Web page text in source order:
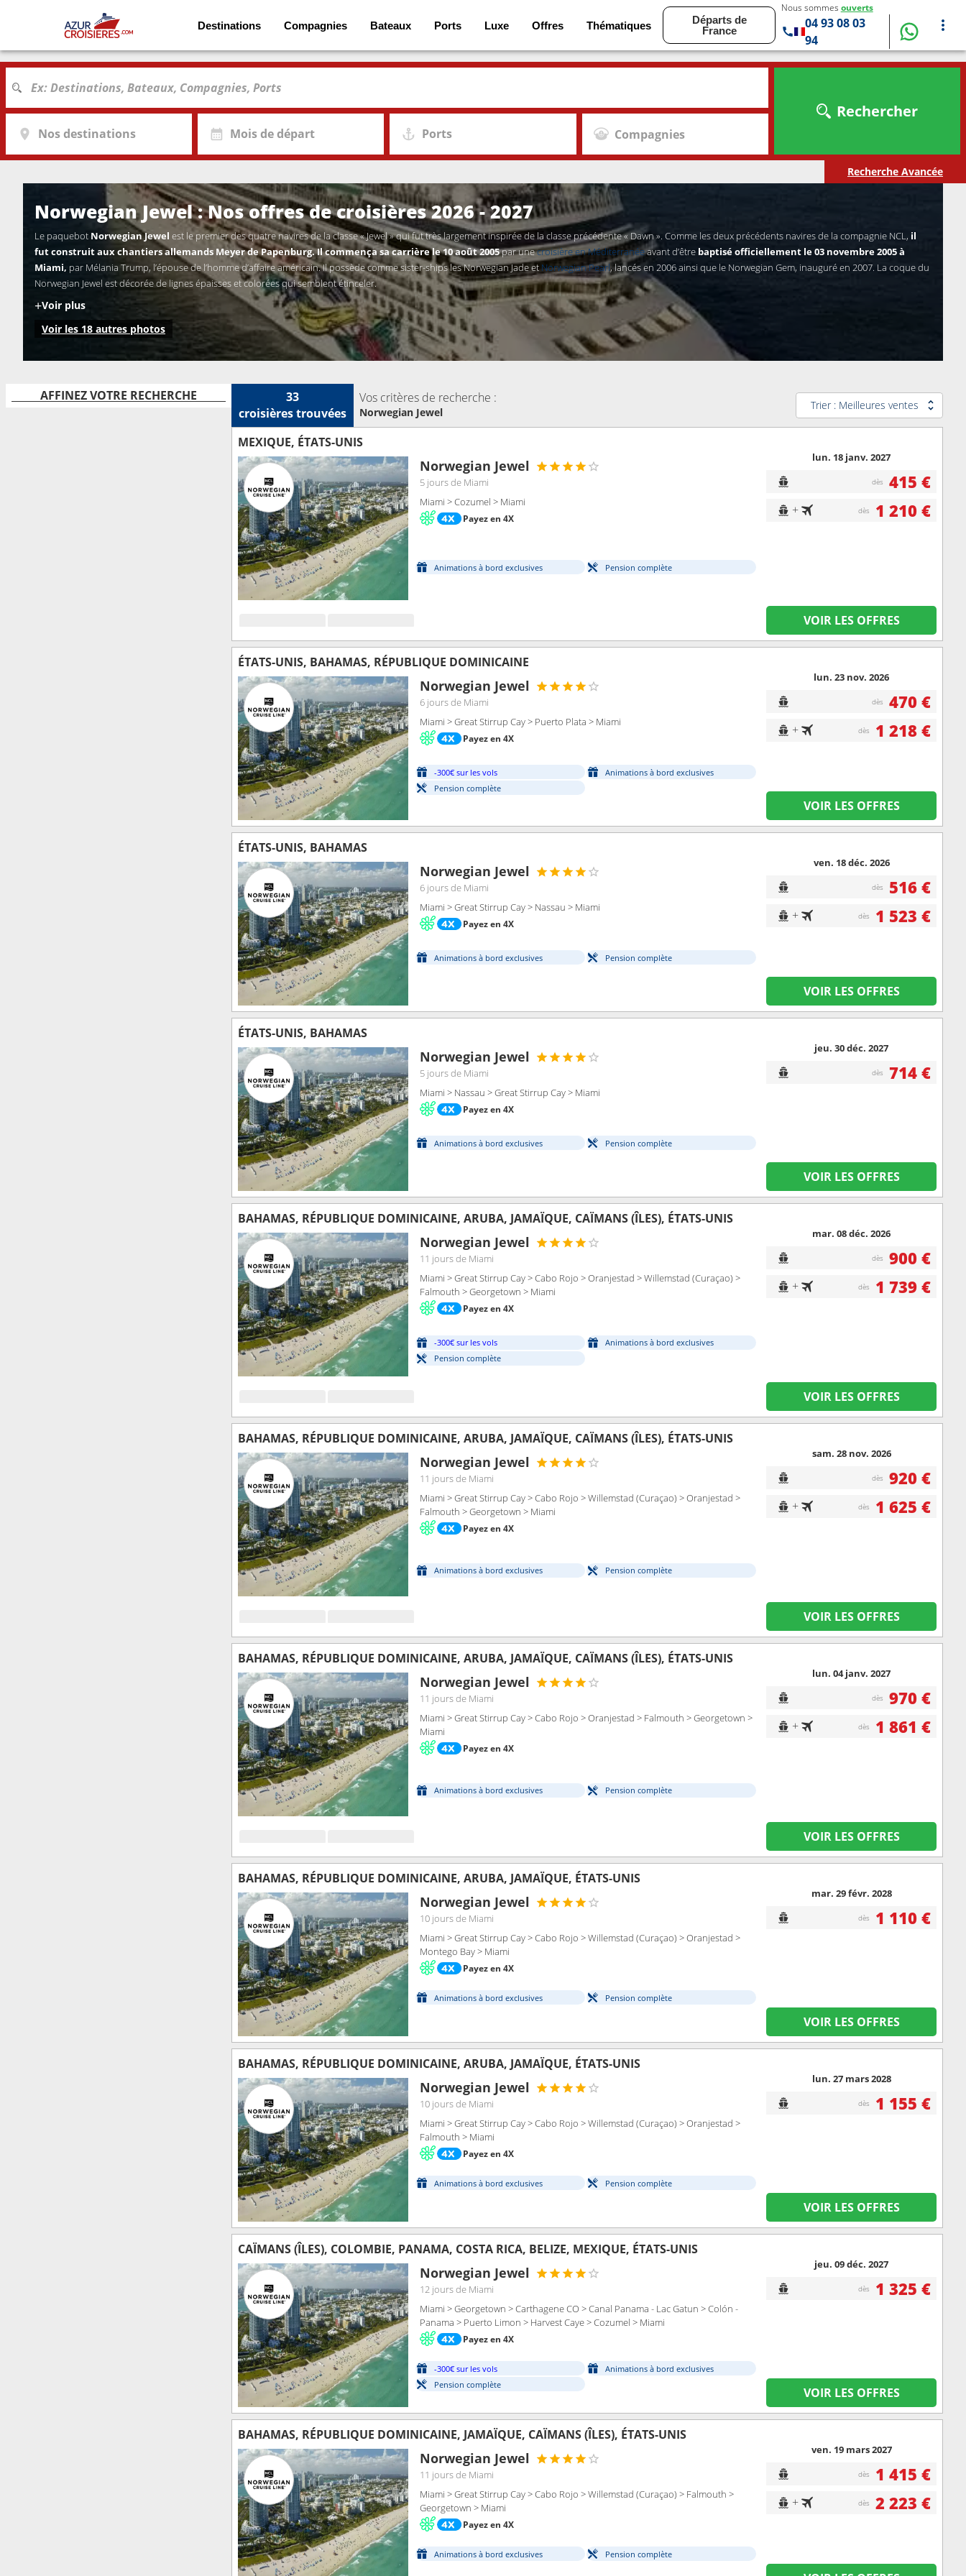
Destinations Compagnies Bateaux Ports Luxe Offres Thématiques
Départs de
France
Nous sommes ouverts
04 93 08 03
94
Nos destinations Mois de départ Ports Compagnies
Rechercher
Recherche Avancée
Norwegian Jewel : Nos offres de croisières 2026 - 2027
Le paquebot Norwegian Jewel est le premier des quatre navires de la classe « Jewel » qui fut très largement inspirée de la classe précédente « Dawn ». Comme les deux précédents navires de la compagnie NCL, il
fut construit aux chantiers allemands Meyer de Papenburg. Il commença sa carrière le 10 août 2005par unecroisière en Méditerranéeavant d’être baptisé officiellement le 03 novembre 2005 à
Miami, par Mélania Trump, l’épouse de l’homme d’affaire américain. Il possède comme sister-ships les Norwegian Jade etNorwegian Pearl, lancés en 2006 ainsi que le Norwegian Gem, inauguré en 2007. La coque du
Norwegian Jewel est décorée de lignes épaisses et colorées qui semblent étinceler.
+Voir plus
Voir les 18 autres photos
AFFINEZ VOTRE RECHERCHE
33
croisièrestrouvées
Vos critères de recherche :
Norwegian Jewel
Trier : Meilleures ventes
MEXIQUE, ÉTATS-UNIS
Norwegian Jewel
5 joursde Miami
Miami > Cozumel > Miami
Payez en 4X
Animations à bord exclusives Pension complète
lun. 18 janv. 2027
dès 415 €
+ dès 1 210 €
VOIR LES OFFRES
ÉTATS-UNIS, BAHAMAS, RÉPUBLIQUE DOMINICAINE
Norwegian Jewel
6 joursde Miami
Miami > Great Stirrup Cay > Puerto Plata > Miami
Payez en 4X
-300€ sur les vols
Animations à bord exclusives
Pension complète
lun. 23 nov. 2026
dès 470 €
+ dès 1 218 €
VOIR LES OFFRES
ÉTATS-UNIS, BAHAMAS
Norwegian Jewel
6 joursde Miami
Miami > Great Stirrup Cay > Nassau > Miami
Payez en 4X
Animations à bord exclusives Pension complète
ven. 18 déc. 2026
dès 516 €
+ dès 1 523 €
VOIR LES OFFRES
ÉTATS-UNIS, BAHAMAS
Norwegian Jewel
5 joursde Miami
Miami > Nassau > Great Stirrup Cay > Miami
Payez en 4X
Animations à bord exclusives Pension complète
jeu. 30 déc. 2027
dès 714 €
VOIR LES OFFRES
BAHAMAS, RÉPUBLIQUE DOMINICAINE, ARUBA, JAMAÏQUE, CAÏMANS (ÎLES), ÉTATS-UNIS
Norwegian Jewel
11 joursde Miami
Miami > Great Stirrup Cay > Cabo Rojo > Oranjestad > Willemstad (Curaçao) >
Falmouth > Georgetown > Miami
Payez en 4X
-300€ sur les vols
Animations à bord exclusives
Pension complète
mar. 08 déc. 2026
dès 900 €
+ dès 1 739 €
VOIR LES OFFRES
BAHAMAS, RÉPUBLIQUE DOMINICAINE, ARUBA, JAMAÏQUE, CAÏMANS (ÎLES), ÉTATS-UNIS
Norwegian Jewel
11 joursde Miami
Miami > Great Stirrup Cay > Cabo Rojo > Willemstad (Curaçao) > Oranjestad >
Falmouth > Georgetown > Miami
Payez en 4X
Animations à bord exclusives Pension complète
sam. 28 nov. 2026
dès 920 €
+ dès 1 625 €
VOIR LES OFFRES
BAHAMAS, RÉPUBLIQUE DOMINICAINE, ARUBA, JAMAÏQUE, CAÏMANS (ÎLES), ÉTATS-UNIS
Norwegian Jewel
11 joursde Miami
Miami > Great Stirrup Cay > Cabo Rojo > Oranjestad > Falmouth > Georgetown >
Miami
Payez en 4X
Animations à bord exclusives Pension complète
lun. 04 janv. 2027
dès 970 €
+ dès 1 861 €
VOIR LES OFFRES
BAHAMAS, RÉPUBLIQUE DOMINICAINE, ARUBA, JAMAÏQUE, ÉTATS-UNIS
Norwegian Jewel
10 joursde Miami
Miami > Great Stirrup Cay > Cabo Rojo > Willemstad (Curaçao) > Oranjestad >
Montego Bay > Miami
Payez en 4X
Animations à bord exclusives Pension complète
mar. 29 févr. 2028
dès 1 110 €
VOIR LES OFFRES
BAHAMAS, RÉPUBLIQUE DOMINICAINE, ARUBA, JAMAÏQUE, ÉTATS-UNIS
Norwegian Jewel
10 joursde Miami
Miami > Great Stirrup Cay > Cabo Rojo > Willemstad (Curaçao) > Oranjestad >
Falmouth > Miami
Payez en 4X
Animations à bord exclusives Pension complète
lun. 27 mars 2028
dès 1 155 €
VOIR LES OFFRES
CAÏMANS (ÎLES), COLOMBIE, PANAMA, COSTA RICA, BELIZE, MEXIQUE, ÉTATS-UNIS
Norwegian Jewel
12 joursde Miami
Miami > Georgetown > Carthagene CO > Canal Panama - Lac Gatun > Colón -
Panama > Puerto Limon > Harvest Caye > Cozumel > Miami
Payez en 4X
-300€ sur les vols
Animations à bord exclusives
Pension complète
jeu. 09 déc. 2027
dès 1 325 €
VOIR LES OFFRES
BAHAMAS, RÉPUBLIQUE DOMINICAINE, JAMAÏQUE, CAÏMANS (ÎLES), ÉTATS-UNIS
Norwegian Jewel
11 joursde Miami
Miami > Great Stirrup Cay > Cabo Rojo > Willemstad (Curaçao) > Falmouth >
Georgetown > Miami
Payez en 4X
Animations à bord exclusives Pension complète
ven. 19 mars 2027
dès 1 415 €
+ dès 2 223 €